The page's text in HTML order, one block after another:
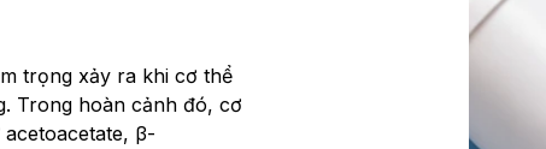
trọng xảy ra khi cơ thể
Trong hoàn cảnh đó, cơ
β-